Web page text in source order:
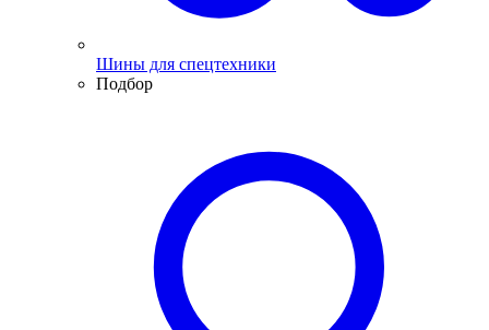
Шины для спецтехники
Подбор